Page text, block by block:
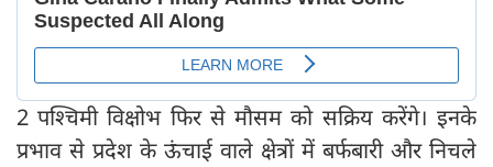
2 पश्चिमी विक्षोभ फिर से मौसम को सक्रिय करेंगे। इनके
प्रभाव से प्रदेश के ऊंचाई वाले क्षेत्रों में बर्फबारी और निचले